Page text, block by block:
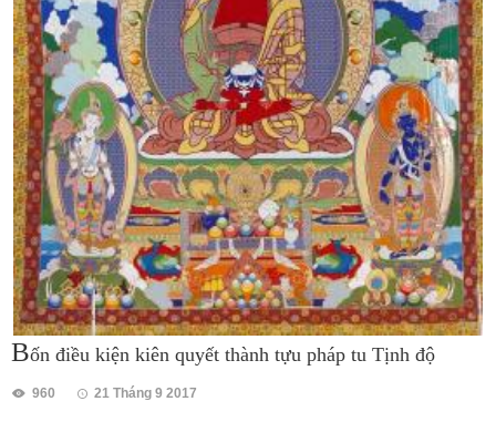
Bốn điều kiện kiên quyết thành tựu pháp tu Tịnh độ
960 21 Tháng 9 2017